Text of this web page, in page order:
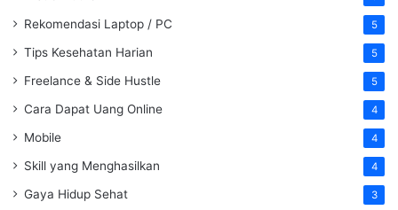
Rekomendasi Laptop / PC 5
Tips Kesehatan Harian 5
Freelance & Side Hustle 5
Cara Dapat Uang Online 4
Mobile 4
Skill yang Menghasilkan 4
Gaya Hidup Sehat 3